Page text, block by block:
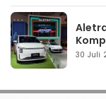
30 Juli